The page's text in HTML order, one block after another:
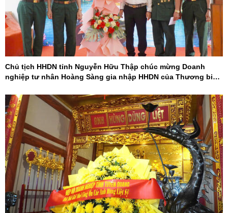
Chủ tịch HHDN tỉnh Nguyễn Hữu Thập chúc mừng Doanh
nghiệp tư nhân Hoàng Sàng gia nhập HHDN của Thương binh